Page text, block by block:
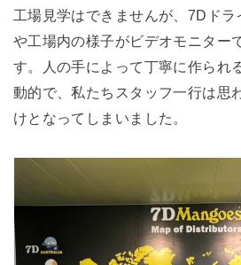
工場見学はできませんが、7Dド
や工場内の様子がビデオモニター
す。人の手によって丁寧に作られ
動的で、私たちスタッフ一行は思
けとなってしまいました。